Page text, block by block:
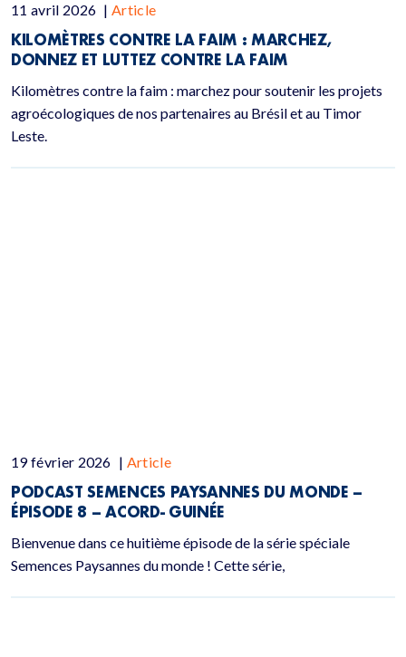
11 avril 2026 | Article
KILOMÈTRES CONTRE LA FAIM : MARCHEZ,
DONNEZ ET LUTTEZ CONTRE LA FAIM
Kilomètres contre la faim : marchez pour soutenir les projets
agroécologiques de nos partenaires au Brésil et au Timor
Leste.
19 février 2026 | Article
PODCAST SEMENCES PAYSANNES DU MONDE –
ÉPISODE 8 – ACORD- GUINÉE
Bienvenue dans ce huitième épisode de la série spéciale
Semences Paysannes du monde ! Cette série,